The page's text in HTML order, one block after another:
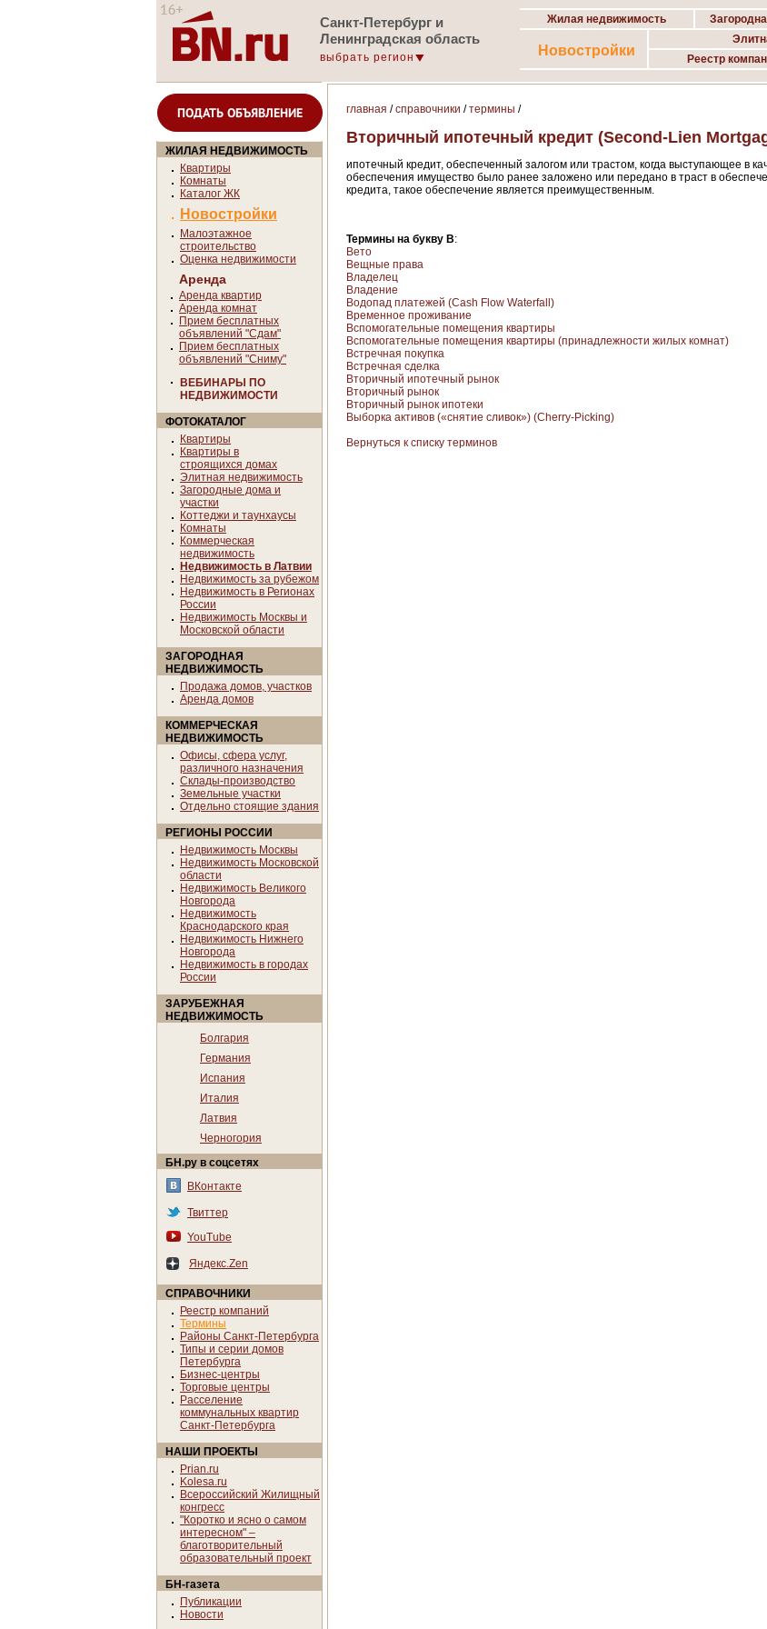
Санкт-Петербург и
Ленинградская область
выбрать регион
Жилая недвижимость
Новостройки
Реестр
ПОДАТЬ ОБЪЯВЛЕНИЕ
ЖИЛАЯ НЕДВИЖИМОСТЬ
Квартиры
Комнаты
Каталог ЖК
Новостройки
Малоэтажное
строительство
Оценка недвижимости
Аренда
Аренда квартир
Аренда комнат
Прием бесплатных
объявлений "Сдам"
Прием бесплатных
объявлений "Сниму"
ВЕБИНАРЫ ПО
НЕДВИЖИМОСТИ
ФОТОКАТАЛОГ
Квартиры
Квартиры в
строящихся домах
Элитная недвижимость
Загородные дома и
участки
Коттеджи и таунхаусы
Комнаты
Коммерческая
недвижимость
Недвижимость в Латвии
Недвижимость за рубежом
Недвижимость в Регионах
России
Недвижимость Москвы и
Московской области
ЗАГОРОДНАЯ
НЕДВИЖИМОСТЬ
Продажа домов, участков
Аренда домов
КОММЕРЧЕСКАЯ
НЕДВИЖИМОСТЬ
Офисы, сфера услуг,
различного назначения
Склады-производство
Земельные участки
Отдельно стоящие здания
РЕГИОНЫ РОССИИ
Недвижимость Москвы
Недвижимость Московской
области
Недвижимость Великого
Новгорода
Недвижимость
Краснодарского края
Недвижимость Нижнего
Новгорода
Недвижимость в городах
России
ЗАРУБЕЖНАЯ
НЕДВИЖИМОСТЬ
Болгария
Германия
Испания
Италия
Латвия
Черногория
БН.ру в соцсетях
ВКонтакте
Твиттер
YouTube
Яндекс.Zen
СПРАВОЧНИКИ
Реестр компаний
Термины
Районы Санкт-Петербурга
Типы и серии домов
Петербурга
Бизнес-центры
Торговые центры
Расселение
коммунальных квартир
Санкт-Петербурга
НАШИ ПРОЕКТЫ
Prian.ru
Kolesa.ru
Всероссийский Жилищный
конгресс
"Коротко и ясно о самом
интересном" –
благотворительный
образовательный проект
БН-газета
Публикации
Новости
главная /справочники /термины /
Вторичный ипотечный кредит (Second-Lien
ипотечный кредит, обеспеченный залогом или трастом, когда выступающее в
обеспечения имущество было ранее заложено или передано в траст в
кредита, такое обеспечение является преимущественным.
Термины на букву В:
Вето
Вещные права
Владелец
Владение
Водопад платежей (Cash Flow Waterfall)
Временное проживание
Вспомогательные помещения квартиры
Вспомогательные помещения квартиры (принадлежности жилых комнат)
Встречная покупка
Встречная сделка
Вторичный ипотечный рынок
Вторичный рынок
Вторичный рынок ипотеки
Выборка активов («снятие сливок») (Cherry-Picking)
Вернуться к списку терминов